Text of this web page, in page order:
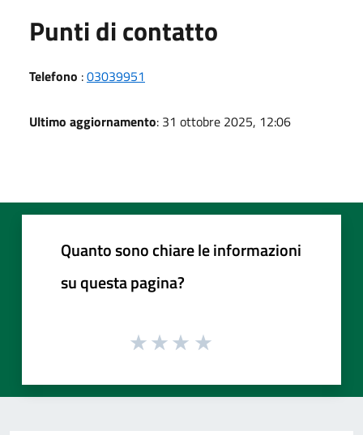
Punti di contatto
Telefono :03039951
Ultimo aggiornamento: 31 ottobre 2025, 12:06
Quanto sono chiare le informazioni
su questa pagina?